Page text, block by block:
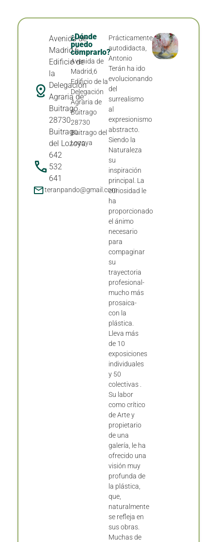
Avenida de
Madrid,6
Edificio de
la
Delegación
Agraria de
Buitrago
28730
Buitrago
del Lozoya
642
532
641
teranpando@gmail.com
¿Dónde
puedo
comprarlo?
Avenida de
Madrid,6
Edificio de la
Delegación
Agraria de
Buitrago
28730
Buitrago del
Lozoya
Prácticamente
autodidacta,
Antonio
Terán ha ido
evolucionando
del
surrealismo
al
expresionismo
abstracto.
Siendo la
Naturaleza
su
inspiración
principal. La
curiosidad le
ha
proporcionado
el ánimo
necesario
para
compaginar
su
trayectoria
profesional-
mucho más
prosaica-
con la
plástica.
Lleva más
de 10
exposiciones
individuales
y 50
colectivas .
Su labor
como crítico
de Arte y
propietario
de una
galería, le ha
ofrecido una
visión muy
profunda de
la plástica,
que,
naturalmente
se refleja en
sus obras.
Muchas de